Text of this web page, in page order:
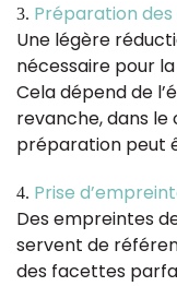
Préparation
Une légère
nécessaire pour
Cela dépend de
revanche, dans
préparation peut
Prise
Des empreintes
servent de
des facettes